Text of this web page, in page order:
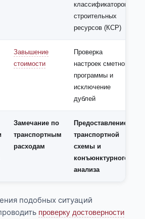
классификатором
строительных
ресурсов (КСР)
Завышение
стоимости
Проверка
настроек сметной
программы и
исключение
дублей
Замечание по
транспортным
расходам
Предоставление
транспортной
схемы и
конъюнктурного
анализа
подобных ситуаций
проверку достоверности